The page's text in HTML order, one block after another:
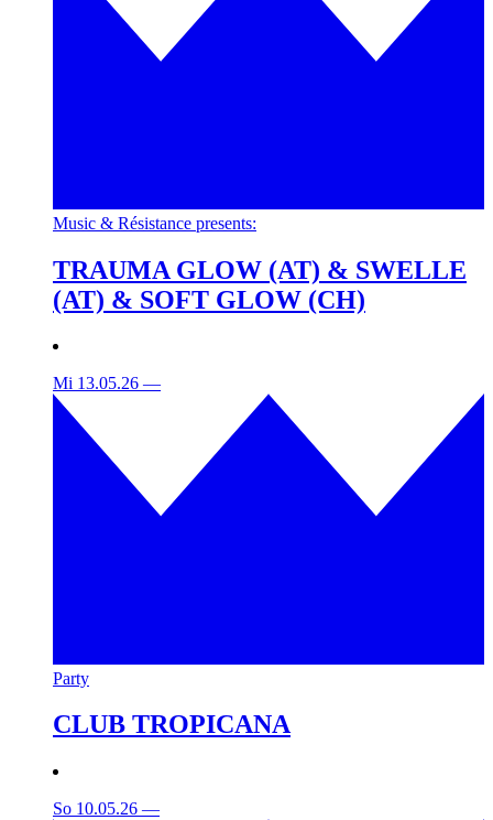
Music & Résistance presents:
TRAUMA GLOW (AT) & SWELLE
(AT) & SOFT GLOW (CH)
Mi 13.05.26 —
Party
CLUB TROPICANA
So 10.05.26 —